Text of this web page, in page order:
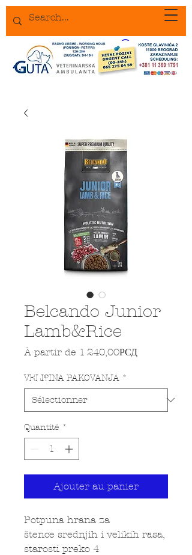
Belcando Junior
Lamb&Rice
À partir de 1 240,00РСДPrix
VELI?INA PAKOVANJA *
Quantité *
Ajouter au panier
Potpuna hrana za
štence srednjih i velikih rasa,
starosti preko 4